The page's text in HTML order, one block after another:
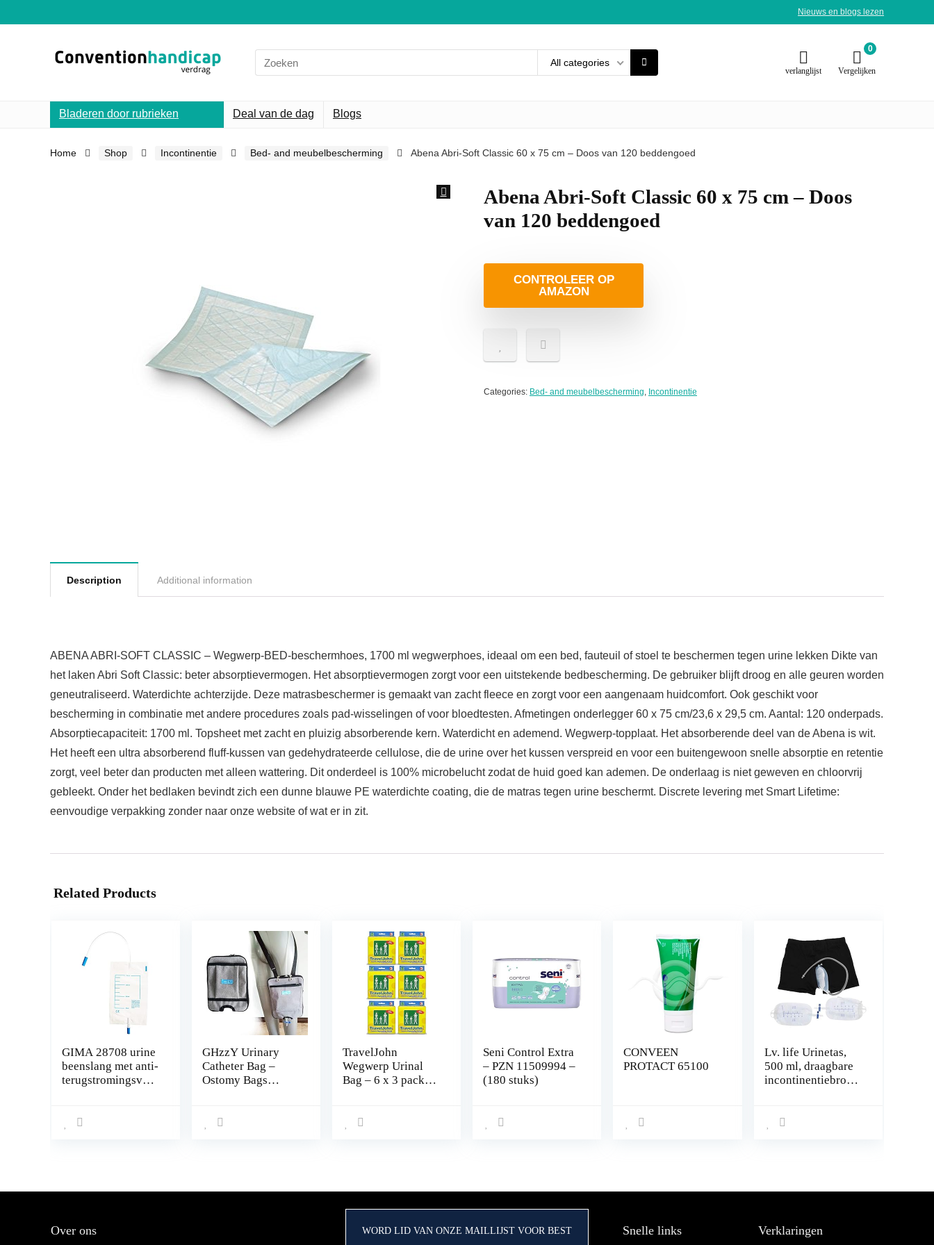
Nieuws en blogs lezen
Search
for:
All categories
verlanglijst
0
Vergelijken
Bladeren door rubrieken Deal van de dag Blogs
Home Shop Incontinentie Bed- and meubelbescherming Abena Abri-Soft Classic 60 x 75 cm – Doos van 120 beddengoed
Abena Abri-Soft Classic 60 x 75 cm – Doos
van 120 beddengoed
CONTROLEER OP
AMAZON
Categories: Bed- and meubelbescherming, Incontinentie
Description Additional information
ABENA ABRI-SOFT CLASSIC – Wegwerp-BED-beschermhoes, 1700 ml wegwerphoes, ideaal om een bed, fauteuil of stoel te beschermen tegen urine lekken Dikte van
het laken Abri Soft Classic: beter absorptievermogen. Het absorptievermogen zorgt voor een uitstekende bedbescherming. De gebruiker blijft droog en alle geuren worden
geneutraliseerd. Waterdichte achterzijde. Deze matrasbeschermer is gemaakt van zacht fleece en zorgt voor een aangenaam huidcomfort. Ook geschikt voor
bescherming in combinatie met andere procedures zoals pad-wisselingen of voor bloedtesten. Afmetingen onderlegger 60 x 75 cm/23,6 x 29,5 cm. Aantal: 120 onderpads.
Absorptiecapaciteit: 1700 ml. Topsheet met zacht en pluizig absorberende kern. Waterdicht en ademend. Wegwerp-topplaat. Het absorberende deel van de Abena is wit.
Het heeft een ultra absorberend fluff-kussen van gedehydrateerde cellulose, die de urine over het kussen verspreid en voor een buitengewoon snelle absorptie en retentie
zorgt, veel beter dan producten met alleen wattering. Dit onderdeel is 100% microbelucht zodat de huid goed kan ademen. De onderlaag is niet geweven en chloorvrij
gebleekt. Onder het bedlaken bevindt zich een dunne blauwe PE waterdichte coating, die de matras tegen urine beschermt. Discrete levering met Smart Lifetime:
eenvoudige verpakking zonder naar onze website of wat er in zit.
Related Products
GIMA 28708 urine
beenslang met anti-
terugstromingsvent
transparant
GHzzY Urinary
Catheter Bag –
Ostomy Bags
Apparaten – Urine
TravelJohn
Wegwerp Urinal
Bag – 6 x 3 pack
Seni Control Extra
– PZN 11509994 –
(180 stuks)
CONVEEN
PROTACT 65100
Lv. life Urinetas,
500 ml, draagbare
incontinentiebroek
opvangzak,
verkrijgbaar
Over ons WORD LID VAN ONZE MAILLIJST VOOR BEST Snelle links Verklaringen